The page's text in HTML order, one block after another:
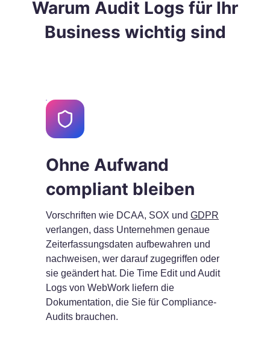
Warum Audit Logs für Ihr
Business wichtig sind
Ohne Aufwand
compliant bleiben
Vorschriften wie DCAA, SOX und GDPR
verlangen, dass Unternehmen genaue
Zeiterfassungsdaten aufbewahren und
nachweisen, wer darauf zugegriffen oder
sie geändert hat. Die Time Edit und Audit
Logs von WebWork liefern die
Dokumentation, die Sie für Compliance-
Audits brauchen.